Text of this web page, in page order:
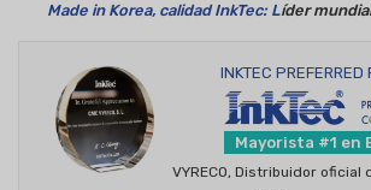
Made in Korea, calidad InkTec: Líder
INKTEC PREFERRED
Mayorista #1 en
VYRECO, Distribuidor oficial